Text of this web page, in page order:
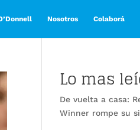
Nosotros Colaborá
Lo mas
De vuelta a casa:
Winner rompe su